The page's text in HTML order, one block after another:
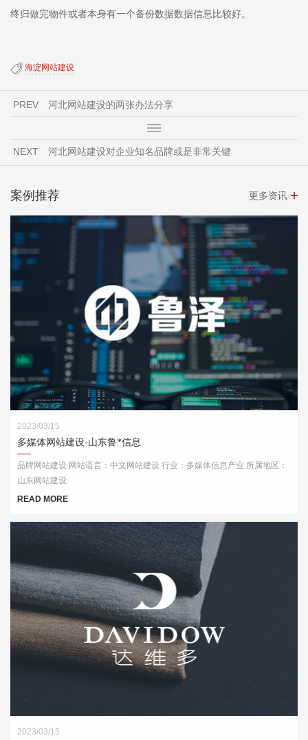
终归做完物件或者本身有一个备份数据数据信息比较好。
海淀网站建设
PREV 河北网站建设的两张办法分享
NEXT 河北网站建设对企业知名品牌或是非常关键
案例推荐 更多资讯
2023/03/15
多媒体网站建设-山东鲁*信息
品牌网站建设 网站语言：中文网站建设 行业：多媒体信息产业 所属地区：
山东网站建设
READ MORE
2023/03/15